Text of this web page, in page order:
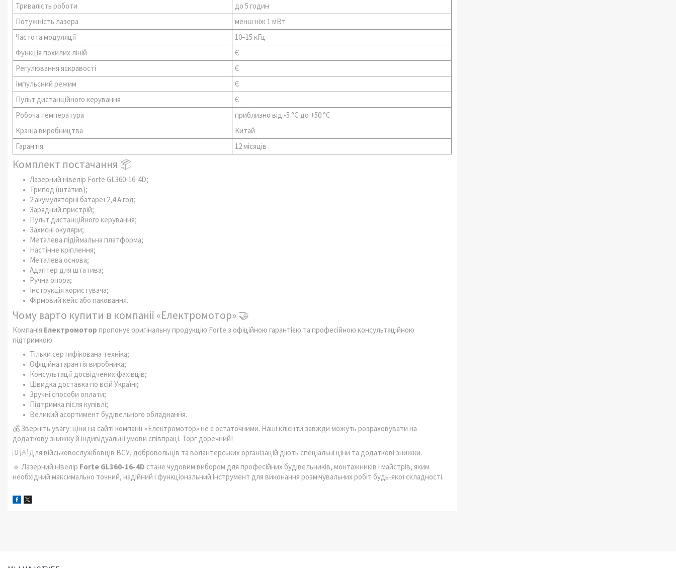
Тривалість роботи
до 5 годин
Потужність лазера
менш ніж 1 мВт
Частота модуляції
10–15 кГц
Функція похилих ліній
Є
Регулювання яскравості
Є
Імпульсний режим
Є
Пульт дистанційного керування
Є
Робоча температура
приблизно від -5 °C до +50 °C
Країна виробництва
Китай
Гарантія
12 місяців
Комплект постачання 📦
Лазерний нівелір Forte GL360-16-4D;
Трипод (штатив);
2 акумуляторні батареї 2,4 А·год;
Зарядний пристрій;
Пульт дистанційного керування;
Захисні окуляри;
Металева підіймальна платформа;
Настінне кріплення;
Металева основа;
Адаптер для штатива;
Ручна опора;
Інструкція користувача;
Фірмовий кейс або паковання.
Чому варто купити в компанії «Електромотор» 🤝
Компанія Електромотор пропонує оригінальну продукцію Forte з офіційною гарантією та професійною консультаційною
підтримкою.
Тільки сертифікована техніка;
Офіційна гарантія виробника;
Консультації досвідчених фахівців;
Швидка доставка по всій Україні;
Зручні способи оплати;
Підтримка після купівлі;
Великий асортимент будівельного обладнання.
💰 Зверніть увагу: ціни на сайті компанії «Електромотор» не є остаточними. Наші клієнти завжди можуть розраховувати на
додаткову знижку й індивідуальні умови співпраці. Торг доречний!
🇺🇦 Для військовослужбовців ВСУ, добровольців та волантерських організацій діють спеціальні ціни та додаткові знижки.
🔹 Лазерний нівелір Forte GL360-16-4D стане чудовим вибором для професійних будівельників, монтажників і майстрів, яким
необхідний максимально точний, надійний і функціональний інструмент для виконання розмічувальних робіт будь-якої складності.